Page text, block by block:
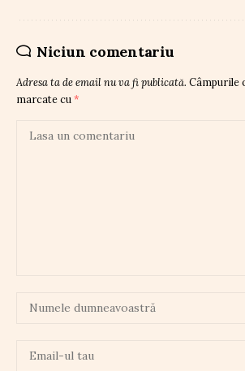
Niciun comentariu
Adresa ta de email nu va fi publicată. Câmpurile
marcate cu *